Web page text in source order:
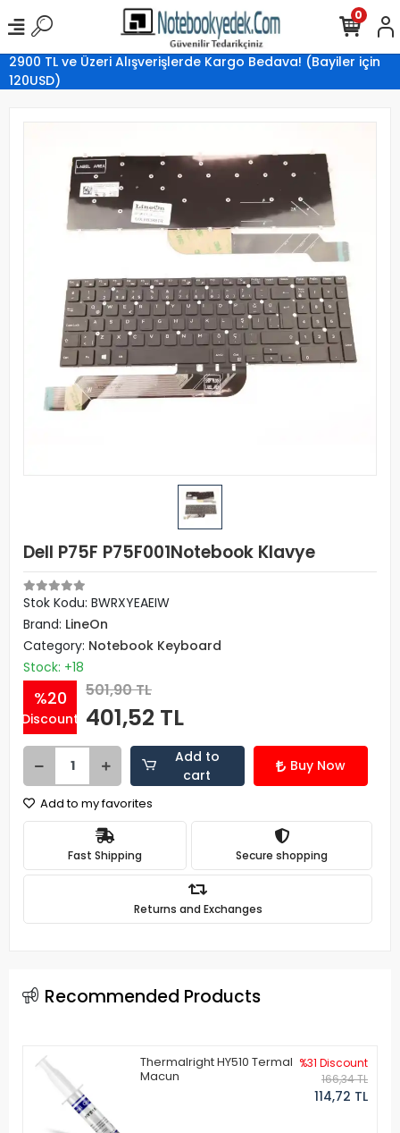
2900 TL ve Üzeri Alışverişlerde Kargo Bedava! (Bayiler için
120USD)
0
Dell P75F P75F001Notebook Klavye
Stok Kodu: BWRXYEAEIW
Brand: LineOn
Category: Notebook Keyboard
Stock: +18
%20
Discount
501,90 TL
401,52 TL
Add to
cart
Buy Now
Add to my favorites
Fast Shipping Secure shopping
Returns and Exchanges
Recommended Products
Thermalright HY510 Termal
Macun
%31 Discount
166,34 TL
114,72 TL